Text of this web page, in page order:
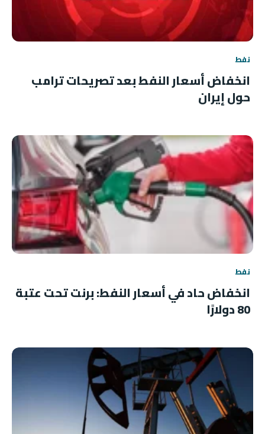
نفط
انخفاض أسعار النفط بعد تصريحات ترامب
حول إيران
نفط
انخفاض حاد في أسعار النفط: برنت تحت عتبة
80 دولارًا